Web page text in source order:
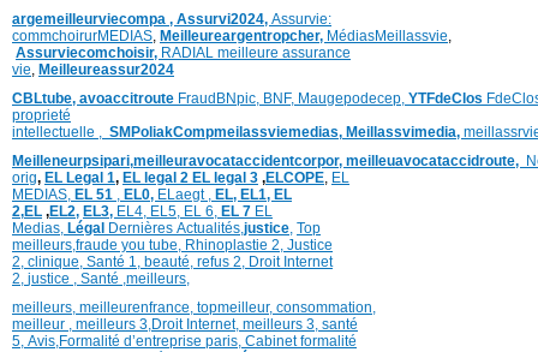
argemeilleurviecompa , Assurvi2024, Assurvie:
commchoirurMEDIAS, Meilleureargentropcher, MédiasMeillassvie,
Assurviecomchoisir, RADIAL meilleure assurance
vie, Meilleureassur2024
CBLtube, avoaccitroute FraudBNpic, BNF, Maugepodecep, YTFdeClos
proprieté
intellectuelle , SMPoliakCompmeilassviemedias, Meillassvimedia,
Meilleneurpsipari,meilleuravocataccidentcorpor, meilleuavocataccidroute,
orig, EL Legal 1, EL legal 2 EL legal 3 ,ELCOPE, EL
MEDIAS, EL 51 , EL0, ELaegt , EL, EL1, EL
2,EL ,EL2, EL3, EL4, EL5, EL 6, EL 7 EL
Medias, Légal Dernières Actualités,justice, Top
meilleurs,fraude you tube, Rhinoplastie 2, Justice
2, clinique, Santé 1, beauté, refus 2, Droit Internet
2, justice , Santé ,meilleurs,
meilleurs, meilleurenfrance, topmeilleur, consommation,
meilleur , meilleurs 3,Droit Internet, meilleurs 3, santé
5, Avis,Formalité d’entreprise paris, Cabinet formalité